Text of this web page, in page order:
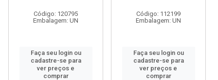
Código: 120795
Embalagem: UN
Faça seu login ou
cadastre-se para
ver preços e
comprar
Código: 112199
Embalagem: UN
Faça seu login ou
cadastre-se para
ver preços e
comprar